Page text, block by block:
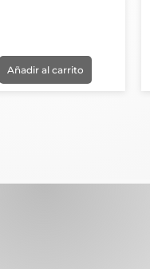
Añadir al carrito